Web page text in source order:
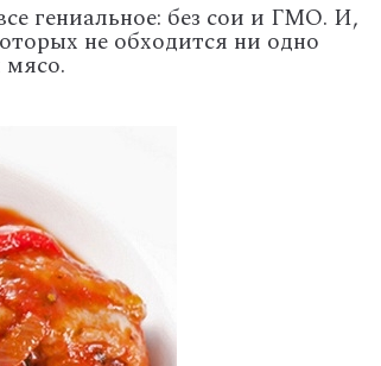
гениальное: без сои и ГМО. И,
не обходится ни одно
мясо.